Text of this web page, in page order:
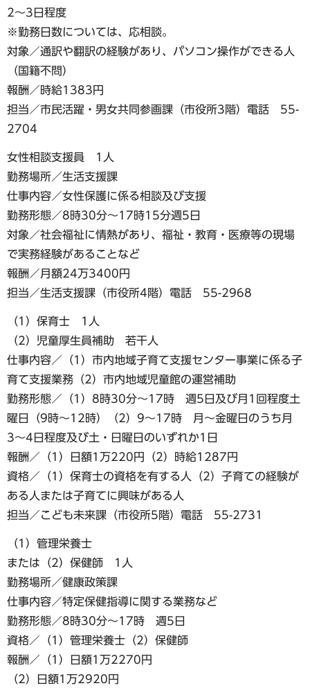
2～3日程度
※勤務日数については、応相談。
対象／通訳や翻訳の経験があり、パソコン操作ができる人
（国籍不問）
報酬／時給1383円
担当／市民活躍・男女共同参画課（市役所3階）電話 55-
2704
女性相談支援員 1人
勤務場所／生活支援課
仕事内容／女性保護に係る相談及び支援
勤務形態／8時30分～17時15分週5日
対象／社会福祉に情熱があり、福祉・教育・医療等の現場
で実務経験があることなど
報酬／月額24万3400円
担当／生活支援課（市役所4階）電話 55-2968
（1）保育士 1人
（2）児童厚生員補助 若干人
仕事内容／（1）市内地域子育て支援センター事業に係る子
育て支援業務（2）市内地域児童館の運営補助
勤務形態／（1）8時30分〜17時 週5日及び月1回程度土
曜日（9時〜12時）（2）9～17時 月〜金曜日のうち月
3〜4日程度及び土・日曜日のいずれか1日
報酬／（1）日額1万220円（2）時給1287円
資格／（1）保育士の資格を有する人（2）子育ての経験が
ある人または子育てに興味がある人
担当／こども未来課（市役所5階）電話 55-2731
（1）管理栄養士
または（2）保健師 1人
勤務場所／健康政策課
仕事内容／特定保健指導に関する業務など
勤務形態／8時30分～17時 週5日
資格／（1）管理栄養士（2）保健師
報酬／（1）日額1万2270円
（2）日額1万2920円